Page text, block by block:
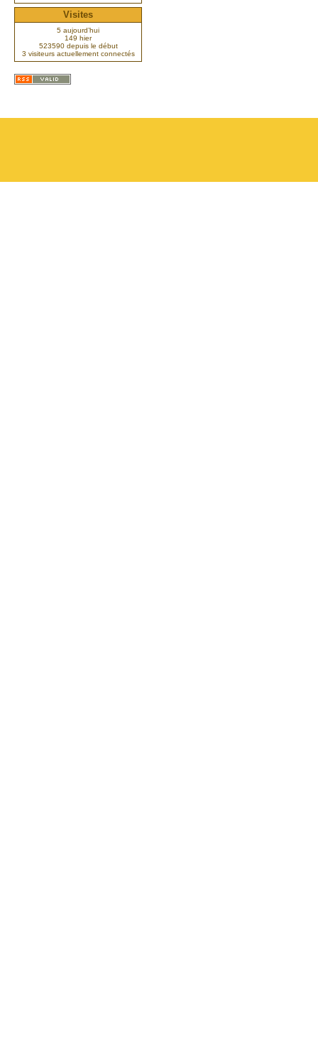
Visites
5 aujourd’hui
149 hier
523590 depuis le début
3 visiteurs actuellement connectés